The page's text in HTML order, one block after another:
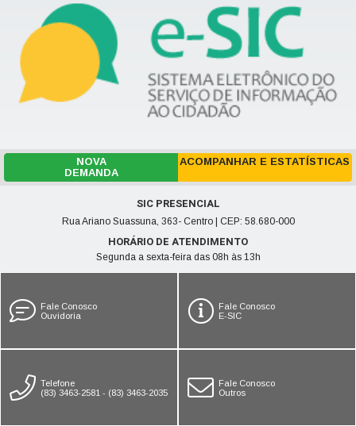
NOVA
DEMANDA
ACOMPANHAR E ESTATÍSTICAS
SIC PRESENCIAL
Rua Ariano Suassuna, 363- Centro | CEP: 58.680-000
HORÁRIO DE ATENDIMENTO
Segunda a sexta-feira das 08h às 13h
Fale Conosco
Ouvidoria
Fale Conosco
E-SIC
Telefone
(83) 3463-2581 - (83) 3463-2035
Fale Conosco
Outros